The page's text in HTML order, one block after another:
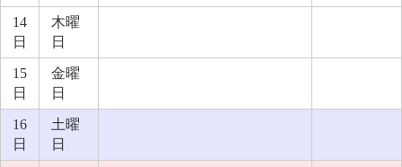
14
日
木曜
日
15
日
金曜
日
16
日
土曜
日